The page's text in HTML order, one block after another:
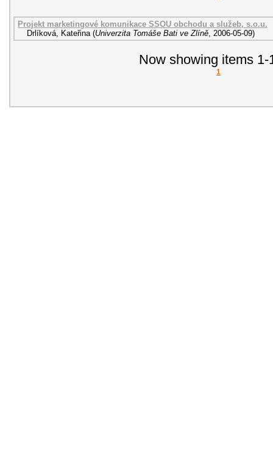
Projekt marketingové komunikace SSOU obchodu a služeb, s.o.u.
Drlíková, Kateřina (Univerzita Tomáše Bati ve Zlíně 2006-05-09)
Now showing items 1-
1